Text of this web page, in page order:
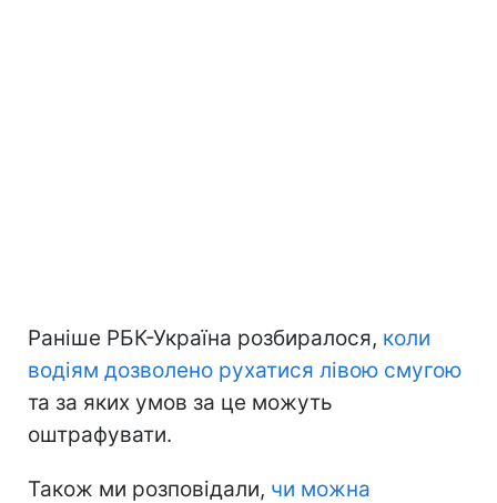
Раніше РБК-Україна розбиралося, коли
водіям дозволено рухатися лівою смугою
та за яких умов за це можуть
оштрафувати.
Також ми розповідали, чи можна